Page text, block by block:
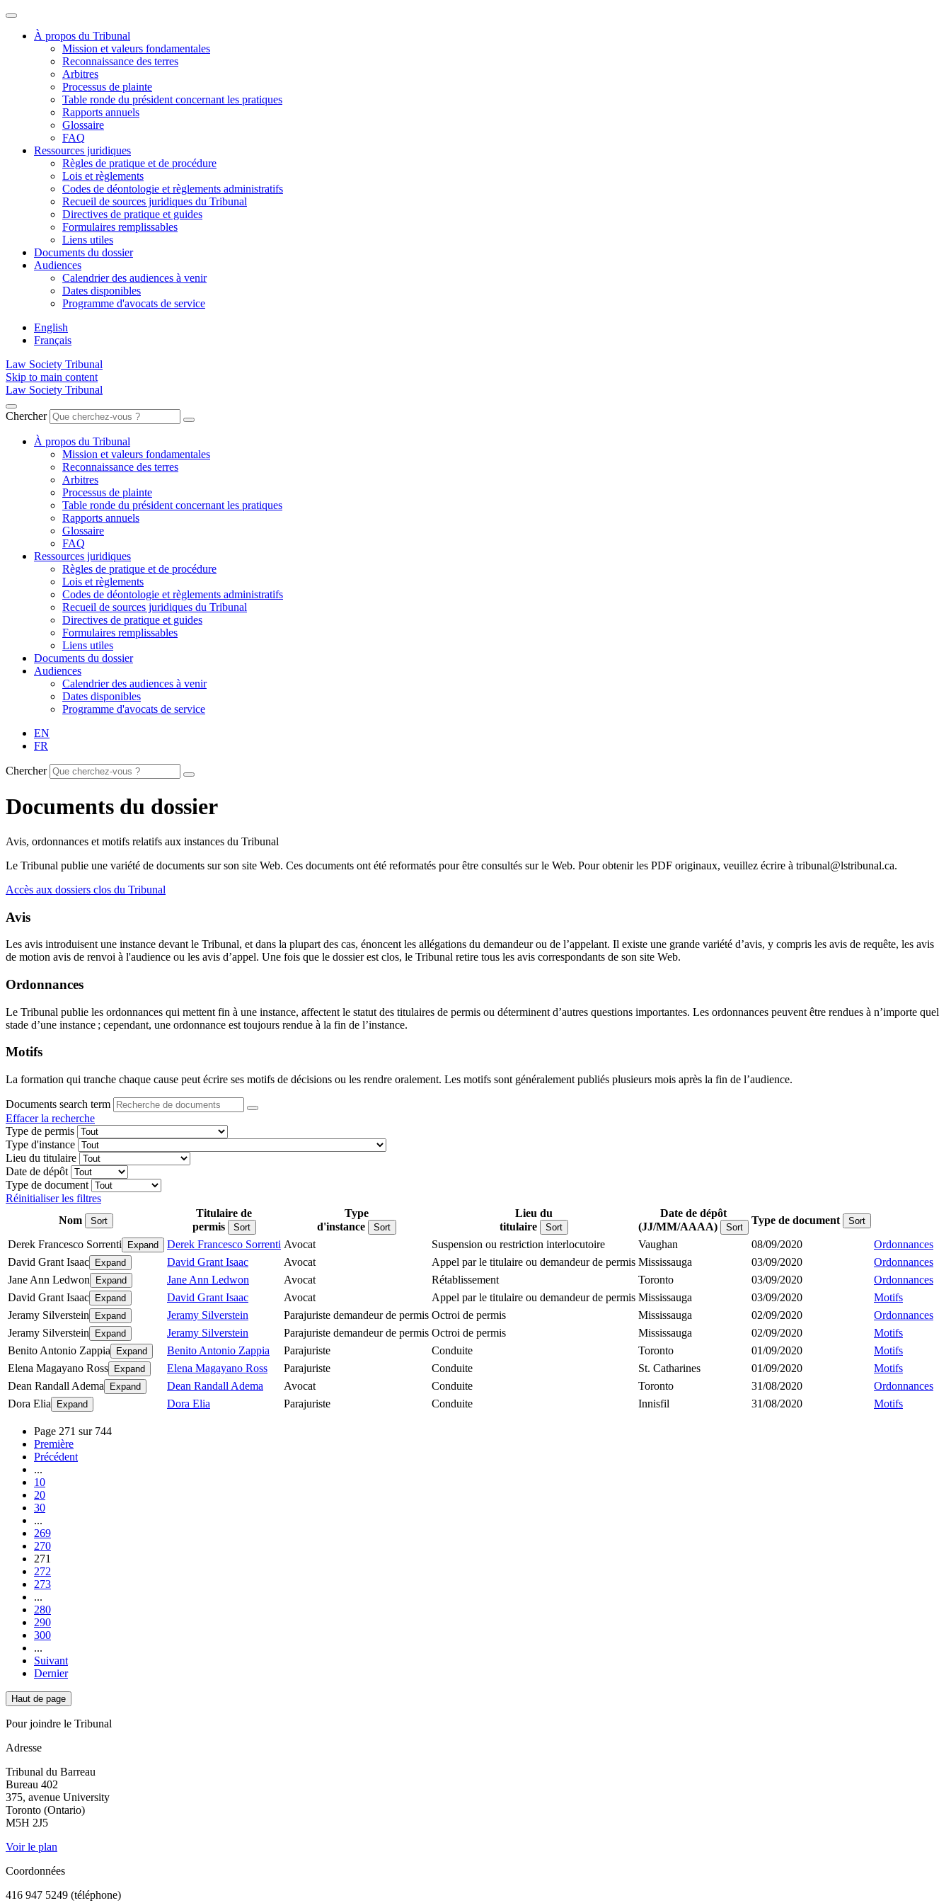
À propos du Tribunal
Mission et valeurs fondamentales
Reconnaissance des terres
Arbitres
Processus de plainte
Table ronde du président concernant les pratiques
Rapports annuels
Glossaire
FAQ
Ressources juridiques
Règles de pratique et de procédure
Lois et règlements
Codes de déontologie et règlements administratifs
Recueil de sources juridiques du Tribunal
Directives de pratique et guides
Formulaires remplissables
Liens utiles
Documents du dossier
Audiences
Calendrier des audiences à venir
Dates disponibles
Programme d'avocats de service
English
Français
Law Society Tribunal
Skip to main content
Law Society Tribunal
Chercher
À propos du Tribunal
Mission et valeurs fondamentales
Reconnaissance des terres
Arbitres
Processus de plainte
Table ronde du président concernant les pratiques
Rapports annuels
Glossaire
FAQ
Ressources juridiques
Règles de pratique et de procédure
Lois et règlements
Codes de déontologie et règlements administratifs
Recueil de sources juridiques du Tribunal
Directives de pratique et guides
Formulaires remplissables
Liens utiles
Documents du dossier
Audiences
Calendrier des audiences à venir
Dates disponibles
Programme d'avocats de service
EN
FR
Chercher
Documents du dossier
Avis, ordonnances et motifs relatifs aux instances du Tribunal
Le Tribunal publie une variété de documents sur son site Web. Ces documents ont été reformatés pour être consultés sur le Web. Pour obtenir les PDF originaux, veuillez écrire à tribunal@lstribunal.ca.
Accès aux dossiers clos du Tribunal
Avis
Les avis introduisent une instance devant le Tribunal, et dans la plupart des cas, énoncent les allégations du demandeur ou de l’appelant. Il existe une grande variété d’avis, y compris les avis de requête, les avis
de motion avis de renvoi à l'audience ou les avis d’appel. Une fois que le dossier est clos, le Tribunal retire tous les avis correspondants de son site Web.
Ordonnances
Le Tribunal publie les ordonnances qui mettent fin à une instance, affectent le statut des titulaires de permis ou déterminent d’autres questions importantes. Les ordonnances peuvent être rendues à n’importe quel
stade d’une instance ; cependant, une ordonnance est toujours rendue à la fin de l’instance.
Motifs
La formation qui tranche chaque cause peut écrire ses motifs de décisions ou les rendre oralement. Les motifs sont généralement publiés plusieurs mois après la fin de l’audience.
Documents search term
Effacer la recherche
Type de permis
Type d'instance
Lieu du titulaire
Date de dépôt
Type de document
Réinitialiser les filtres
Nom
Sort
Titulaire de
permis
Sort
Type
d'instance
Sort
Lieu du
titulaire
Sort
Date de dépôt
(JJ/MM/AAAA)
Sort
Type de document Sort
Derek Francesco Sorrenti Expand Derek Francesco Sorrenti Avocat Suspension ou restriction interlocutoire Vaughan 08/09/2020
Ordonnances
David Grant Isaac
Expand David Grant Isaac Avocat Appel par le titulaire ou demandeur de permis Mississauga 03/09/2020
Ordonnances
Jane Ann Ledwon
Expand Jane Ann Ledwon Avocat Rétablissement Toronto 03/09/2020
Ordonnances
David Grant Isaac
Expand David Grant Isaac Avocat Appel par le titulaire ou demandeur de permis Mississauga 03/09/2020
Motifs
Jeramy Silverstein
Expand Jeramy Silverstein Parajuriste demandeur de permis Octroi de permis Mississauga 02/09/2020
Ordonnances
Jeramy Silverstein
Expand Jeramy Silverstein Parajuriste demandeur de permis Octroi de permis Mississauga 02/09/2020
Motifs
Benito Antonio Zappia
Expand Benito Antonio Zappia Parajuriste Conduite Toronto 01/09/2020
Motifs
Elena Magayano Ross
Expand Elena Magayano Ross Parajuriste Conduite St. Catharines 01/09/2020
Motifs
Dean Randall Adema
Expand Dean Randall Adema Avocat Conduite Toronto 31/08/2020
Ordonnances
Dora Elia
Expand Dora Elia Parajuriste Conduite Innisfil 31/08/2020 Motifs
Page 271 sur 744
Première
Précédent
...
10
20
30
...
269
270
271
272
273
...
280
290
300
...
Suivant
Dernier
Haut de page
Pour joindre le Tribunal
Adresse
Tribunal du Barreau
Bureau 402
375, avenue University
Toronto (Ontario)
M5H 2J5
Voir le plan
Coordonnées
416 947 5249 (téléphone)